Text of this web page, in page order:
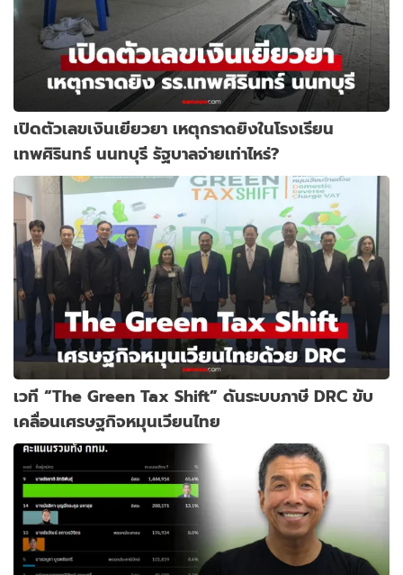
เปิดตัวเลขเงินเยียวยา เหตุกราดยิงในโรงเรียน
เทพศิรินทร์ นนทบุรี รัฐบาลจ่ายเท่าไหร่?
เวที “The Green Tax Shift” ดันระบบภาษี DRC ขับ
เคลื่อนเศรษฐกิจหมุนเวียนไทย